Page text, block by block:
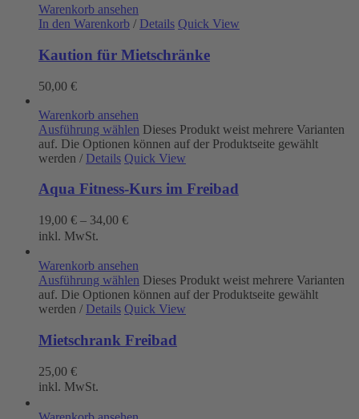
Warenkorb ansehen
In den Warenkorb / Details Quick View
Kaution für Mietschränke
50,00 €
Warenkorb ansehen
Ausführung wählen Dieses Produkt weist mehrere Varianten
auf. Die Optionen können auf der Produktseite gewählt
werden / Details Quick View
Aqua Fitness-Kurs im Freibad
19,00 € – 34,00 €
inkl. MwSt.
Warenkorb ansehen
Ausführung wählen Dieses Produkt weist mehrere Varianten
auf. Die Optionen können auf der Produktseite gewählt
werden / Details Quick View
Mietschrank Freibad
25,00 €
inkl. MwSt.